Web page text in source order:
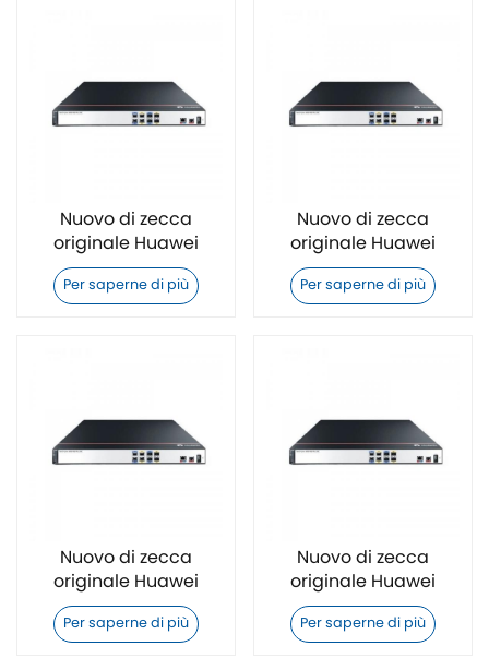
Nuovo di zecca
originale Huawei
AR611E-S Switch
Per saperne di più
Nuovo di zecca
originale Huawei
AR611-S Switch
Per saperne di più
Nuovo di zecca
originale Huawei
AR111EC-S Switch
Per saperne di più
Nuovo di zecca
originale Huawei
AR111-S Switch
Per saperne di più